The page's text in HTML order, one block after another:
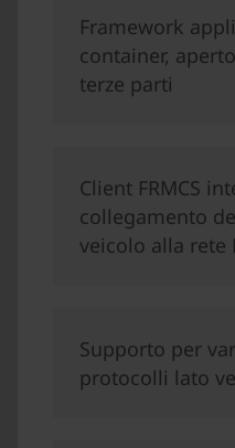
Framework
container,
terze parti
Client FRMCS
collegamento
veicolo alla rete
Supporto per
protocolli lato